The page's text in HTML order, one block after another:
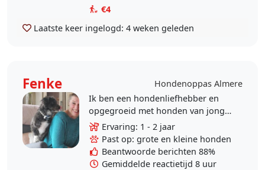
€4
Laatste keer ingelogd: 4 weken geleden
Fenke
Hondenoppas Almere
Ik ben een hondenliefhebber en
opgegroeid met honden van jongs
af aan. Mijn zoons van 17 en 22
vinden honden ook erg leuk. Zelf
een hond nemen is..
Ervaring: 1 - 2 jaar
Past op: grote en kleine honden
Beantwoorde berichten 88%
Gemiddelde reactietijd 8 uur